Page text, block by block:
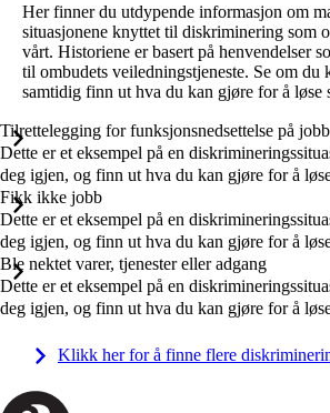
Her finner du utdypende informasjon om
situasjonene knyttet til diskriminering som
vårt. Historiene er basert på henvendelser
til ombudets veiledningstjeneste. Se om du
samtidig finn ut hva du kan gjøre for å løse
Tilrettelegging for funksjonsnedsettelse på jobb
Dette er et eksempel på en
deg igjen, og finn ut hva du kan gjøre for å
Fikk ikke jobb
Dette er et eksempel på en
deg igjen, og finn ut hva du kan gjøre for å
Ble nektet varer, tjenester eller adgang
Dette er et eksempel på en
deg igjen, og finn ut hva du kan gjøre for å
Klikk her for å finne flere